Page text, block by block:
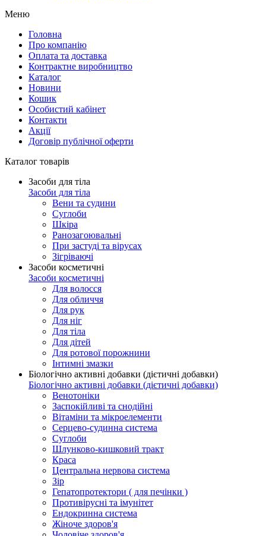
Меню
Головна
Про компанію
Оплата та доставка
Контрактне виробництво
Каталог
Новини
Кошик
Особистий кабінет
Контакти
Акції
Договір публічної оферти
Каталог товарів
Засоби для тіла
Засоби для тіла
Вени та судини
Суглоби
Шкіра
Ранозагоювальні
При застуді та вірусах
Зігріваючі
Засоби косметичні
Засоби косметичні
Для волосся
Для обличчя
Для рук
Для ніг
Для тіла
Для дітей
Для ротової порожнини
Інтимні змазки
Біологічно активні добавки (дієтичні добавки)
Біологічно активні добавки (дієтичні добавки)
Венотоніки
Заспокійливі та снодійні
Вітаміни та мікроелементи
Серцево-судинна система
Суглоби
Шлунково-кишковий тракт
Краса
Центральна нервова система
Зір
Гепатопротектори ( для печінки )
Противірусні та імунітет
Ендокринна система
Жіноче здоров'я